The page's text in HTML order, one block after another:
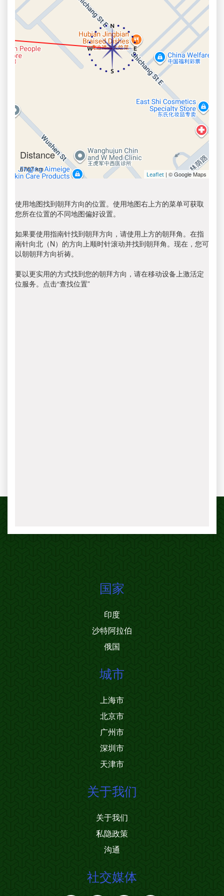
Distance
6767 km
Leaflet | © Google Maps
使用地图找到朝拜方向的位置。使用地图右上方的菜单可获取
您所在位置的不同地图偏好设置。
如果要使用指南针找到朝拜方向，请使用上方的朝拜角。在指
南针向北（N）的方向上顺时针滚动并找到朝拜角。现在，您可
以朝朝拜方向祈祷。
要以更实用的方式找到您的朝拜方向，请在移动设备上激活定
位服务。点击“查找位置”
国家
印度
沙特阿拉伯
俄国
城市
上海市
北京市
广州市
深圳市
天津市
关于我们
关于我们
私隐政策
沟通
社交媒体